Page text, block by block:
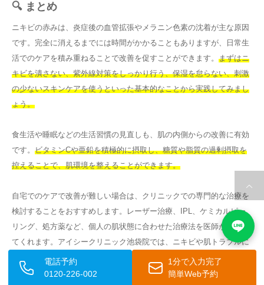
🔍 まとめ
ニキビの赤みは、炎症後の血管拡張やメラニン色素の沈着が主な原因
です。完全に消えるまでには時間がかかることもありますが、日常生
活でのケアを積み重ねることで改善を促すことができます。 まずはニ
キビを潰さない、紫外線対策をしっかり行う、保湿を怠らない、刺激
の少ないスキンケアを使うといった基本的なことから実践してみまし
ょう。
食生活や睡眠などの生活習慣の見直しも、肌の内側からの改善に有効
です。 ビタミンCや亜鉛を積極的に摂取し、糖質や脂質の過剰摂取を
控えることで、肌環境を整えることができます。
自宅でのケアで改善が難しい場合は、クリニックでの専門的な治療を
検討することをおすすめします。レーザー治療、IPL、ケミカルピー
リング、処方薬など、個人の肌状態に合わせた治療法を医師が提案し
てくれます。アイシークリニック池袋院では、ニキビや肌トラブルに
関するお悩みに対して、丁寧なカウンセリングをもとに最適な治療法
をご提案しています。赤みがなかなか改善しない、ニキビ跡が気にな
電話予約
0120-226-002
1分で入力完了
簡単Web予約